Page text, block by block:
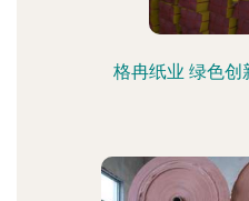
格冉纸业 绿色创